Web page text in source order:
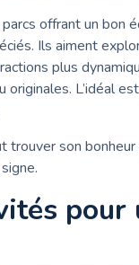
offrant un
Ils aiment
plus
L’idéal
son